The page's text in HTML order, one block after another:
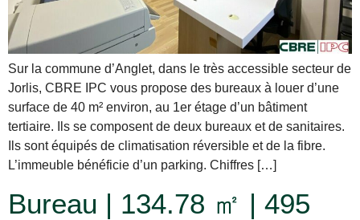
Sur la commune d’Anglet, dans le très accessible secteur de
Jorlis, CBRE IPC vous propose des bureaux à louer d’une
surface de 40 m² environ, au 1er étage d’un bâtiment
tertiaire. Ils se composent de deux bureaux et de sanitaires.
Ils sont équipés de climatisation réversible et de la fibre.
L’immeuble bénéficie d’un parking. Chiffres […]
Bureau | 134.78 ㎡ | 495